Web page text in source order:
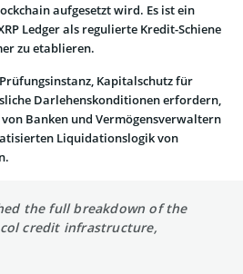
aufgesetzt wird. Es ist ein
Ledger als regulierte Kredit-Schiene
zu etablieren.
Kapitalschutz für
Darlehenskonditionen erfordern,
Banken und Vermögensverwaltern
Liquidationslogik von
the full breakdown of the
credit infrastructure,